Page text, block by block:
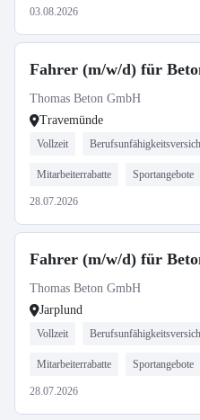
03.08.2026
Fahrer (m/w/d) für
Thomas Beton GmbH
Travemünde
Vollzeit
Mitarbeiterrabatte Sportangebote
28.07.2026
Fahrer (m/w/d) für
Thomas Beton GmbH
Jarplund
Vollzeit
Mitarbeiterrabatte Sportangebote
28.07.2026